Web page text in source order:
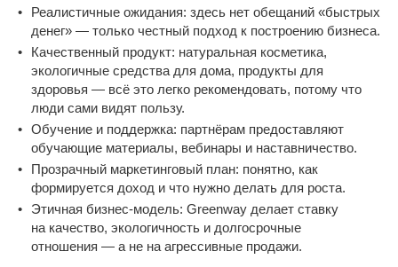
Реалистичные ожидания: здесь нет обещаний «быстрых
денег» — только честный подход к построению бизнеса.
Качественный продукт: натуральная косметика,
экологичные средства для дома, продукты для
здоровья — всё это легко рекомендовать, потому что
люди сами видят пользу.
Обучение и поддержка: партнёрам предоставляют
обучающие материалы, вебинары и наставничество.
Прозрачный маркетинговый план: понятно, как
формируется доход и что нужно делать для роста.
Этичная бизнес-модель: Greenway делает ставку
на качество, экологичность и долгосрочные
отношения — а не на агрессивные продажи.